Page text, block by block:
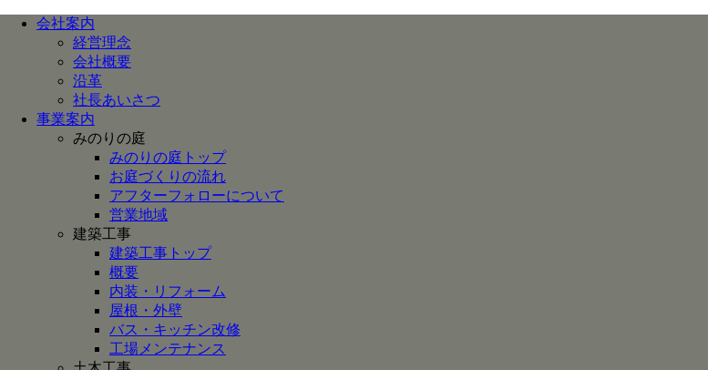
会社案内
経営理念
会社概要
沿革
社長あいさつ
事業案内
みのりの庭
みのりの庭トップ
お庭づくりの流れ
アフターフォローについて
営業地域
建築工事
建築工事トップ
概要
内装・リフォーム
屋根・外壁
バス・キッチン改修
工場メンテナンス